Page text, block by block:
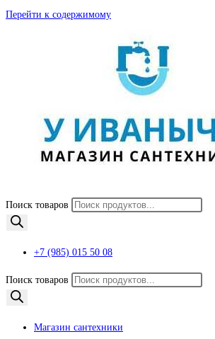
Перейти к содержимому
Поиск товаров
+7 (985) 015 50 08
Поиск товаров
Магазин сантехники